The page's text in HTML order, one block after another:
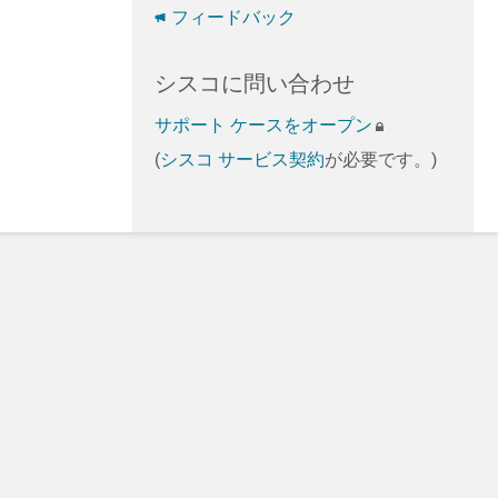
フィードバック
シスコに問い合わせ
サポート ケースをオープン
(シスコ サービス契約が必要です。)